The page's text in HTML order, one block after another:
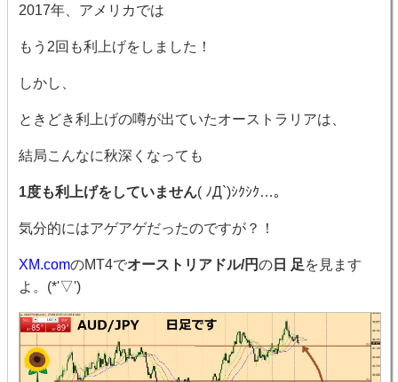
2017年、アメリカでは
もう2回も利上げをしました！
しかし、
ときどき利上げの噂が出ていたオーストラリアは、
結局こんなに秋深くなっても
1度も利上げをしていません( ﾉД`)ｼｸｼｸ…。
気分的にはアゲアゲだったのですが？！
XM.comのMT4でオーストリアドル/円の 日 足 を見ます
よ。(*'▽')